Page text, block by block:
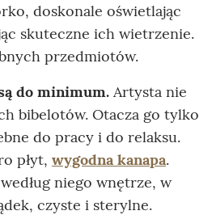
doskonale oświetlając
skuteczne ich wietrzenie.
przedmiotów.
do minimum. Artysta nie
bibelotów. Otacza go tylko
do pracy i do relaksu.
płyt, wygodna kanapa.
niego wnętrze, w
czyste i sterylne.